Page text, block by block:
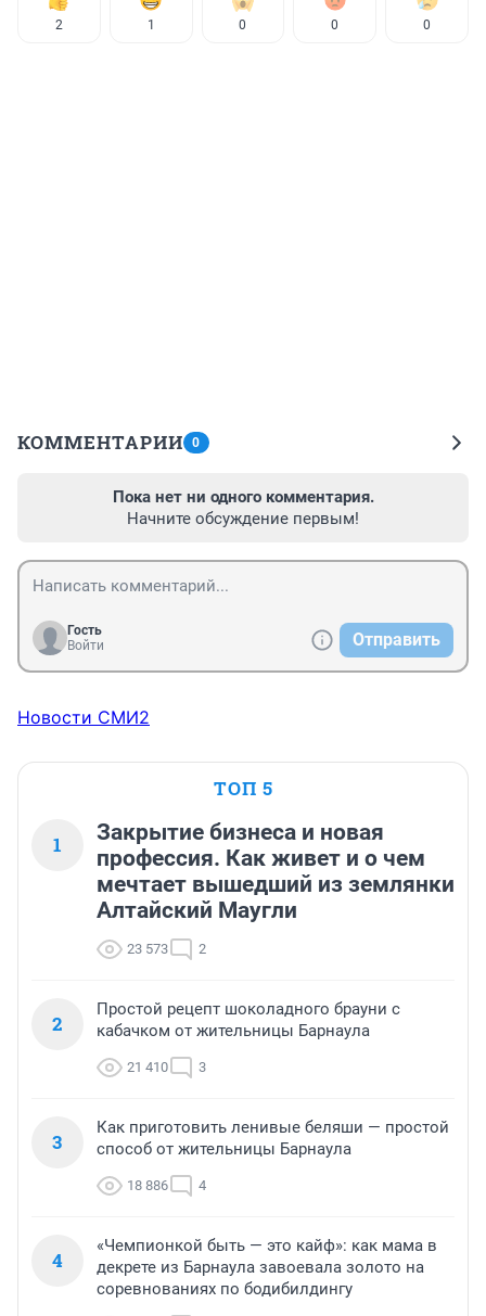
2 1 0 0 0
КОММЕНТАРИИ 0
Пока нет ни одного комментария.
Начните обсуждение первым!
Гость
Войти
Отправить
Новости СМИ2
ТОП 5
1
Закрытие бизнеса и новая
профессия. Как живет и о чем
мечтает вышедший из землянки
Алтайский Маугли
23 573 2
2
Простой рецепт шоколадного брауни с
кабачком от жительницы Барнаула
21 410 3
3
Как приготовить ленивые беляши — простой
способ от жительницы Барнаула
18 886 4
4
«Чемпионкой быть — это кайф»: как мама в
декрете из Барнаула завоевала золото на
соревнованиях по бодибилдингу